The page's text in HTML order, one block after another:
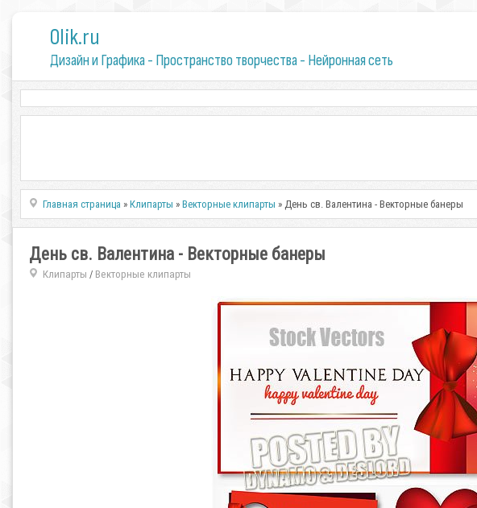
0lik.ru
Дизайн и Графика - Пространство творчества - Нейронная сеть
Главная страница »Клипарты »Векторные клипарты » День св. Валентина - Векторные банеры
День св. Валентина - Векторные банеры
Клипарты / Векторные клипарты